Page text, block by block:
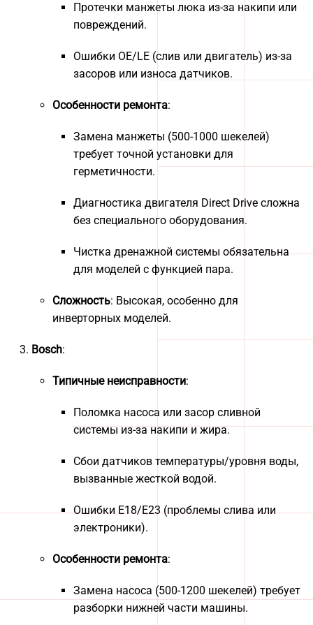
Протечки манжеты люка из-за накипи или
повреждений.
Ошибки OE/LE (слив или двигатель) из-за
засоров или износа датчиков.
Особенности ремонта:
Замена манжеты (500-1000 шекелей)
требует точной установки для
герметичности.
Диагностика двигателя Direct Drive сложна
без специального оборудования.
Чистка дренажной системы обязательна
для моделей с функцией пара.
Сложность: Высокая, особенно для
инверторных моделей.
Bosch:
Типичные неисправности:
Поломка насоса или засор сливной
системы из-за накипи и жира.
Сбои датчиков температуры/уровня воды,
вызванные жесткой водой.
Ошибки E18/E23 (проблемы слива или
электроники).
Особенности ремонта:
Замена насоса (500-1200 шекелей) требует
разборки нижней части машины.